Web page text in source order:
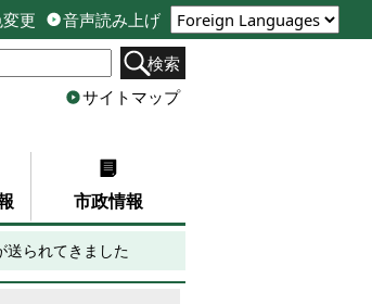
更
音声読み上げ
検索
サイトマップ
市政情報
送られてきました